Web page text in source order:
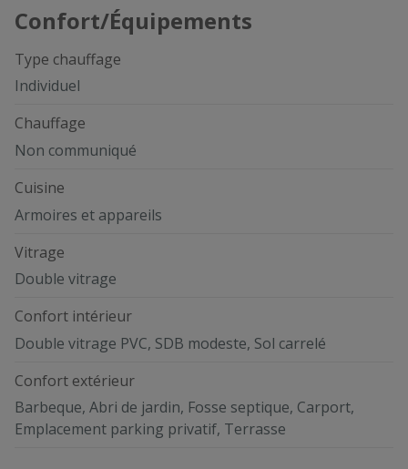
Confort/Équipements
Type chauffage
Individuel
Chauffage
Non communiqué
Cuisine
Armoires et appareils
Vitrage
Double vitrage
Confort intérieur
Double vitrage PVC, SDB modeste, Sol carrelé
Confort extérieur
Barbeque, Abri de jardin, Fosse septique, Carport,
Emplacement parking privatif, Terrasse